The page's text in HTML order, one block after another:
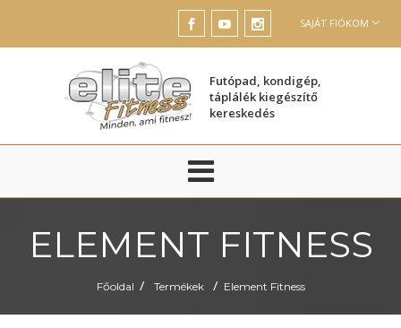
SAJÁT FIÓKOM
Futópad, kondigép,
táplálék kiegészítő
kereskedés
ELEMENT FITNESS
Főoldal / Termékek / Element Fitness